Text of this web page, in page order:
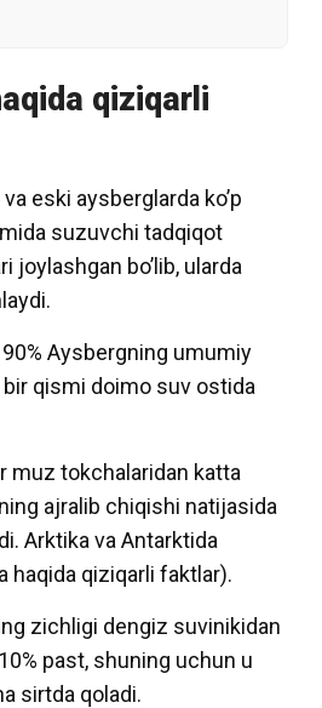
qiziqarli
va eski aysberglarda ko’p
suzuvchi tadqiqot
joylashgan bo’lib, ularda
Aysbergning umumiy
qismi doimo suv ostida
muz tokchalaridan katta
ajralib chiqishi natijasida
Arktika va Antarktida
haqida qiziqarli faktlar).
zichligi dengiz suvinikidan
past, shuning uchun u
sirtda qoladi.